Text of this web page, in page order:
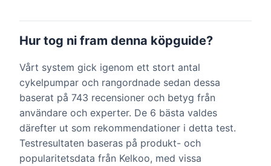
Hur tog ni fram denna köpguide?
Vårt system gick igenom ett stort antal
cykelpumpar och rangordnade sedan dessa
baserat på 743 recensioner och betyg från
användare och experter. De 6 bästa valdes
därefter ut som rekommendationer i detta test.
Testresultaten baseras på produkt- och
popularitetsdata från Kelkoo, med vissa